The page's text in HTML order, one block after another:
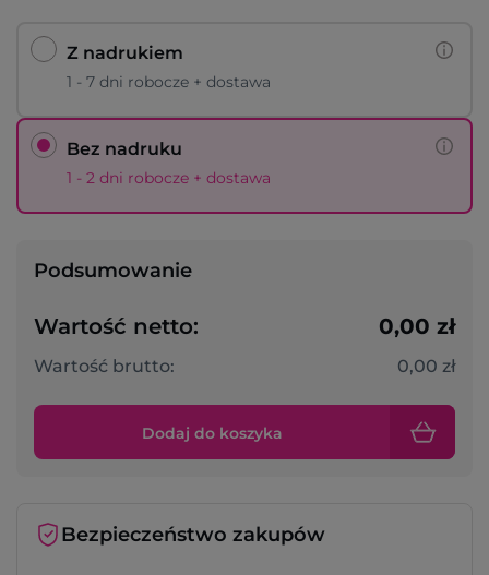
Z nadrukiem
1 - 7 dni robocze + dostawa
Bez nadruku
1 - 2 dni robocze + dostawa
Podsumowanie
Wartość netto: 0,00 zł
Wartość brutto: 0,00 zł
Dodaj do koszyka
Bezpieczeństwo zakupów